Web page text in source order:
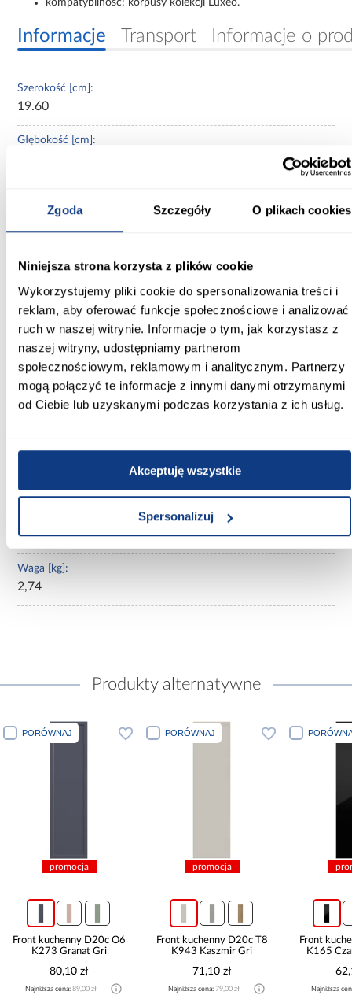
Zgoda Szczegóły O plikach cookies
Niniejsza strona korzysta z plików cookie
Wykorzystujemy pliki cookie do spersonalizowania treści i
reklam, aby oferować funkcje społecznościowe i analizować
ruch w naszej witrynie. Informacje o tym, jak korzystasz z
naszej witryny, udostępniamy partnerom
społecznościowym, reklamowym i analitycznym. Partnerzy
mogą połączyć te informacje z innymi danymi otrzymanymi
od Ciebie lub uzyskanymi podczas korzystania z ich usług.
Akceptuję wszystkie
Spersonalizuj
Informacje Transport Informacje o
Szerokość [cm]:
19.60
Głębokość [cm]:
71.30
biały
Wykończenie frontów:
mat
Konstrukcja frontów:
MDF foliowany
Cokół w kolorze korpusu:
Typ kuchni:
uchwyty należy zamówić z dostępnej oferty, dedykowane
do tych frontów są korpusy kolekcji z luxeo
Waga [kg]:
2,74
Produkty alternatywne
PORÓWNAJ
promocja
Front kuchenny D20c O6
K273 Granat Gri
80,10 zł
Najniższa cena:89,00 zł
PORÓWNAJ
promocja
Front kuchenny D20c T8
K943 Kaszmir Gri
71,10 zł
Najniższa cena:79,00 zł
Front
K165
Najniższa